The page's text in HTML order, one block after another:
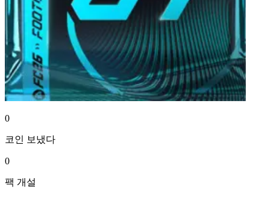
0
코인 보냈다
0
팩 개설